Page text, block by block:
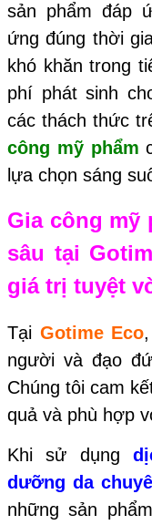
sản phẩm đáp
ứng đúng thời
khó khăn trong
phí phát sinh
các thách thức
công mỹ phẩm
lựa chọn sáng
Gia công mỹ
sâu tại
giá trị tuyệt
Tại Gotime Eco
người và đạo
Chúng tôi cam
quả và phù hợp
Khi sử dụng
dưỡng da
những sản